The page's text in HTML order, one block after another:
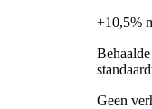
+10,5%
Geen